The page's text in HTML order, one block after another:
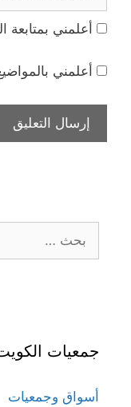
أعلمني بمتابعة
أعلمني
عن:
جمعيات
أسواق وجمعيات